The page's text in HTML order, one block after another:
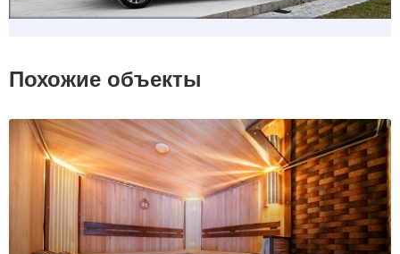
Похожие объекты